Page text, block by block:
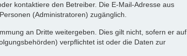
kontaktiere den Betreiber. Die E-Mail-Adresse aus
(Administratoren) zugänglich.
an Dritte weitergeben. Dies gilt nicht, sofern er auf
verpflichtet ist oder die Daten zur